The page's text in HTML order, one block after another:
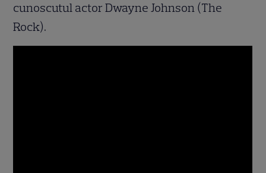
cunoscutul actor Dwayne Johnson (The
Rock).